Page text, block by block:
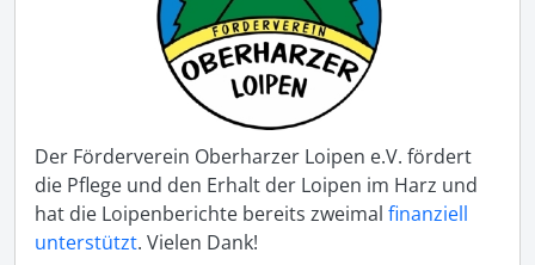
Der Förderverein Oberharzer Loipen e.V. fördert
die Pflege und den Erhalt der Loipen im Harz und
hat die Loipenberichte bereits zweimal finanziell
unterstützt. Vielen Dank!